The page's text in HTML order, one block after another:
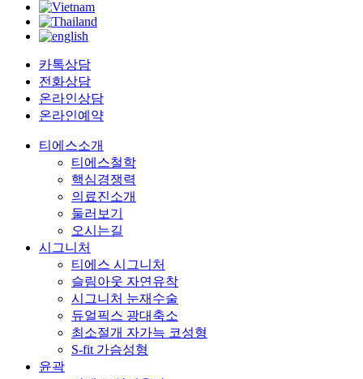
카톡상담
전화상담
온라인상담
온라인예약
티에스소개
티에스철학
핵심경쟁력
의료진소개
둘러보기
오시는길
시그니처
티에스 시그니처
슬림아웃 자연유착
시그니처 눈재수술
듀얼픽스 광대축소
최소절개 자가늑 코성형
S-fit 가슴성형
윤곽